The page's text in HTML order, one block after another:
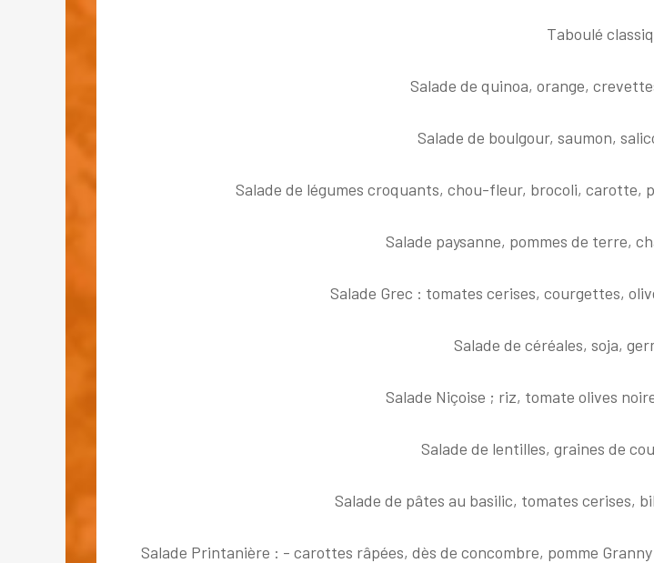
Taboulé
Salade de quinoa, orange,
Salade de boulgour, saumon,
Salade de légumes croquants, chou-fleur, brocoli, carotte,
Salade paysanne, pommes de terre,
Salade Grec : tomates cerises, courgettes,
Salade de céréales, soja,
Salade Niçoise ; riz, tomate olives
Salade de lentilles, graines de
Salade de pâtes au basilic, tomates cerises,
Salade Printanière : - carottes râpées, dès de concombre, pomme